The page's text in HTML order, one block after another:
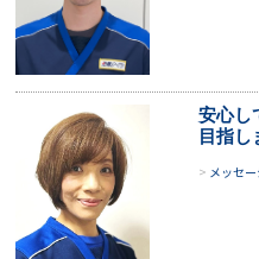
安心し
目指し
メッセ